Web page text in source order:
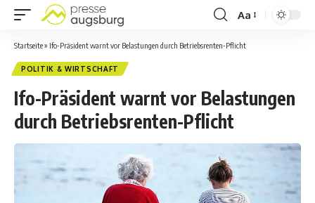
Aa
Startseite» Ifo-Präsident warnt vor Belastungen durch Betriebsrenten-Pflicht
POLITIK & WIRTSCHAFT
Ifo-Präsident warnt vor Belastungen
durch Betriebsrenten-Pflicht